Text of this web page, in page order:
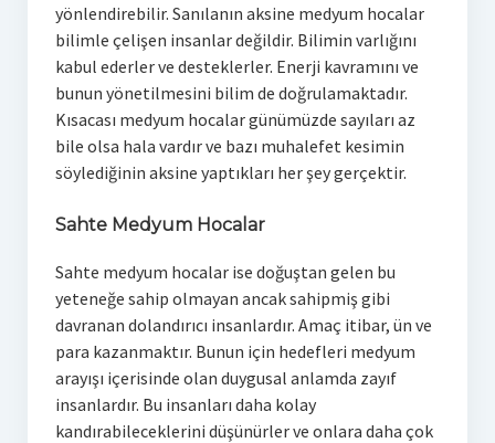
yönlendirebilir. Sanılanın aksine medyum hocalar
bilimle çelişen insanlar değildir. Bilimin varlığını
kabul ederler ve desteklerler. Enerji kavramını ve
bunun yönetilmesini bilim de doğrulamaktadır.
Kısacası medyum hocalar günümüzde sayıları az
bile olsa hala vardır ve bazı muhalefet kesimin
söylediğinin aksine yaptıkları her şey gerçektir.
Sahte Medyum Hocalar
Sahte medyum hocalar ise doğuştan gelen bu
yeteneğe sahip olmayan ancak sahipmiş gibi
davranan dolandırıcı insanlardır. Amaç itibar, ün ve
para kazanmaktır. Bunun için hedefleri medyum
arayışı içerisinde olan duygusal anlamda zayıf
insanlardır. Bu insanları daha kolay
kandırabileceklerini düşünürler ve onlara daha çok